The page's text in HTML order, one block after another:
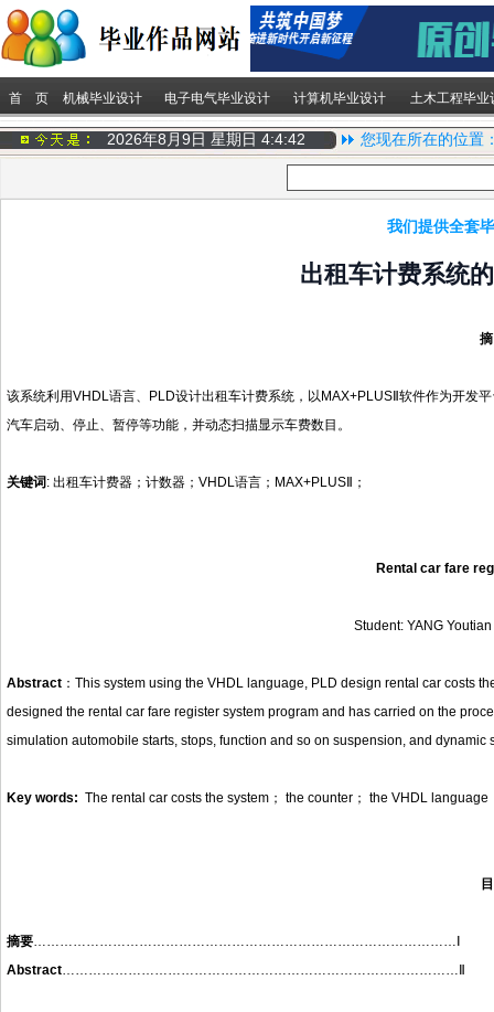
首 页 机械毕业设计 电子电气毕业设计 计算机毕业设计 土木工程毕业
2026年8月9日 星期日 4:4:43 您现在所在的位置
我们提供全套
出租车计费系统
该系统利用VHDL语言、PLD设计出租车计费系统，以MAX+PLUSⅡ软件作为开发
汽车启动、停止、暂停等功能，并动态扫描显示车费数目。
关键词 : 出租车计费器；计数器；VHDL语言；MAX+PLUSⅡ；
Rental car fare
Student: YANG
Abstract：This system using the VHDL language, PLD design rental car costs
designed the rental car fare register system program and has carried on the
simulation automobile starts, stops, function and so on suspension, and dynamic
Key words: The rental car costs the system； the counter； the VHDL language
摘要……………………………………………………………………………………Ⅰ
Abstract………………………………………………………………………………Ⅱ